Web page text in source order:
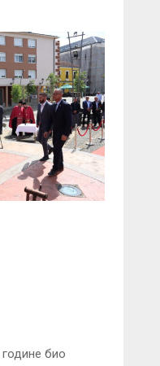
године био